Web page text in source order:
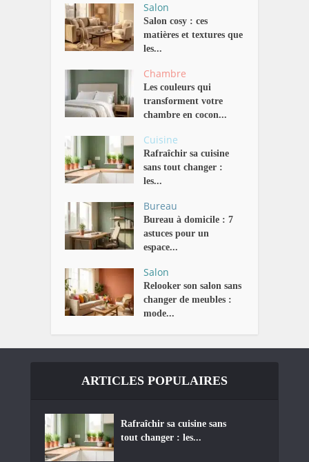
Salon
Salon cosy : ces
matières et textures que
les...
Chambre
Les couleurs qui
transforment votre
chambre en cocon...
Cuisine
Rafraîchir sa cuisine
sans tout changer :
les...
Bureau
Bureau à domicile : 7
astuces pour un
espace...
Salon
Relooker son salon sans
changer de meubles :
mode...
ARTICLES POPULAIRES
Rafraîchir sa cuisine sans
tout changer : les...